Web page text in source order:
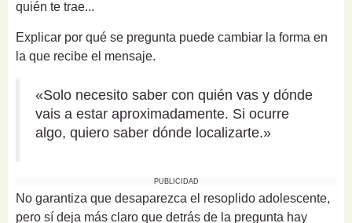
quién te trae...
Explicar por qué se pregunta puede cambiar la forma en
la que recibe el mensaje.
«Solo necesito saber con quién vas y dónde
vais a estar aproximadamente. Si ocurre
algo, quiero saber dónde localizarte.»
PUBLICIDAD
No garantiza que desaparezca el resoplido adolescente,
pero sí deja más claro que detrás de la pregunta hay